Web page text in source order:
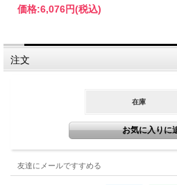
価格:6,076円(税込)
注文
在庫
友達にメールですすめる